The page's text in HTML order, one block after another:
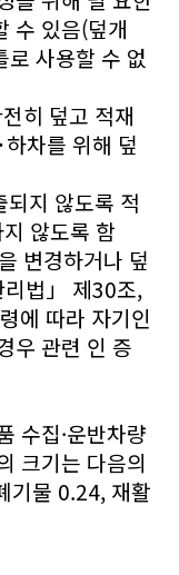
수 있음(덮개
로 사용할 수 없
히 덮고 적재
차를 위해 덮
되지 않도록 적
않도록 함
변경하거나 덮
법」 제30조,
에 따라 자기인
우 관련 인 증
수집·운반차량
크기는 다음의
기물 0.24, 재활